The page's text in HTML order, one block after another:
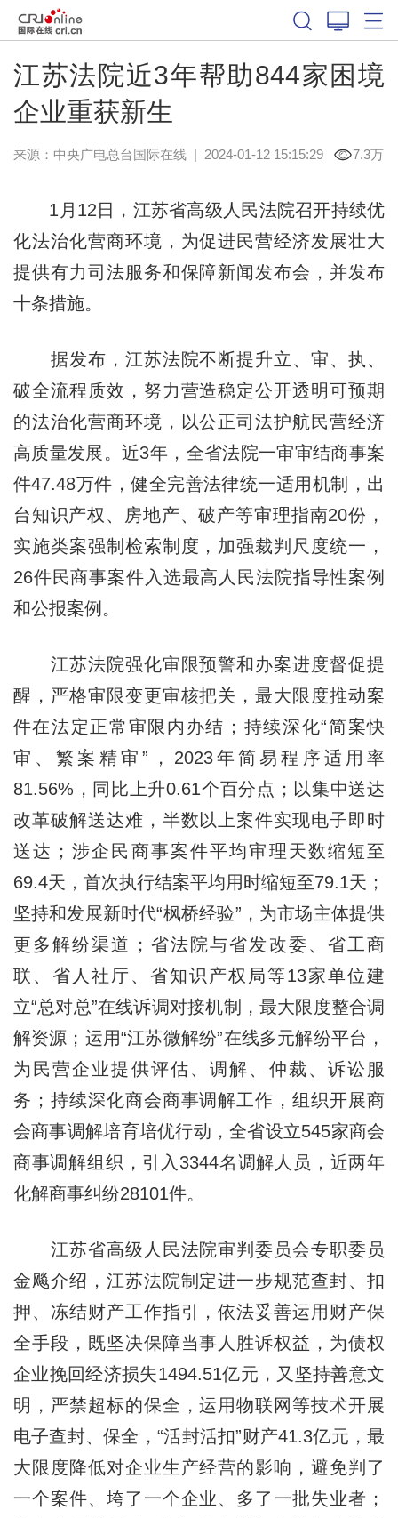
江苏法院近3年帮助844家困境
企业重获新生
来源：中央广电总台国际在线| 2024-01-12 15:15:29 7.3万
1月12日，江苏省高级人民法院召开持续优
化法治化营商环境，为促进民营经济发展壮大
提供有力司法服务和保障新闻发布会，并发布
十条措施。
据发布，江苏法院不断提升立、审、执、
破全流程质效，努力营造稳定公开透明可预期
的法治化营商环境，以公正司法护航民营经济
高质量发展。近3年，全省法院一审审结商事案
件47.48万件，健全完善法律统一适用机制，出
台知识产权、房地产、破产等审理指南20份，
实施类案强制检索制度，加强裁判尺度统一，
26件民商事案件入选最高人民法院指导性案例
和公报案例。
江苏法院强化审限预警和办案进度督促提
醒，严格审限变更审核把关，最大限度推动案
件在法定正常审限内办结；持续深化“简案快
审、繁案精审”，2023年简易程序适用率
81.56%，同比上升0.61个百分点；以集中送达
改革破解送达难，半数以上案件实现电子即时
送达；涉企民商事案件平均审理天数缩短至
69.4天，首次执行结案平均用时缩短至79.1天；
坚持和发展新时代“枫桥经验”，为市场主体提供
更多解纷渠道；省法院与省发改委、省工商
联、省人社厅、省知识产权局等13家单位建
立“总对总”在线诉调对接机制，最大限度整合调
解资源；运用“江苏微解纷”在线多元解纷平台，
为民营企业提供评估、调解、仲裁、诉讼服
务；持续深化商会商事调解工作，组织开展商
会商事调解培育培优行动，全省设立545家商会
商事调解组织，引入3344名调解人员，近两年
化解商事纠纷28101件。
江苏省高级人民法院审判委员会专职委员
金飚介绍，江苏法院制定进一步规范查封、扣
押、冻结财产工作指引，依法妥善运用财产保
全手段，既坚决保障当事人胜诉权益，为债权
企业挽回经济损失1494.51亿元，又坚持善意文
明，严禁超标的保全，运用物联网等技术开展
电子查封、保全，“活封活扣”财产41.3亿元，最
大限度降低对企业生产经营的影响，避免判了
一个案件、垮了一个企业、多了一批失业者；